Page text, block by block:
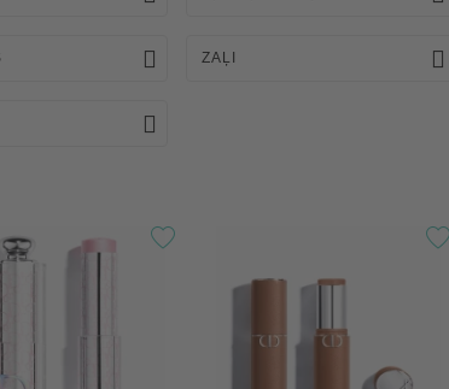
ZAĻI